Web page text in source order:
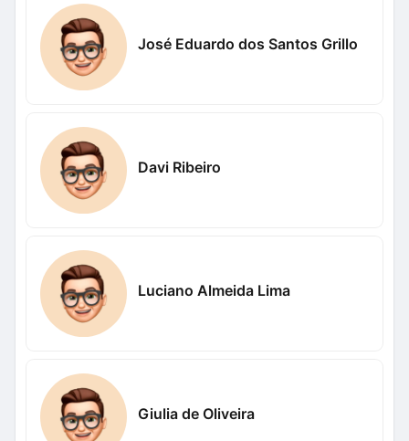
José Eduardo dos Santos Grillo
Davi Ribeiro
Luciano Almeida Lima
Giulia de Oliveira